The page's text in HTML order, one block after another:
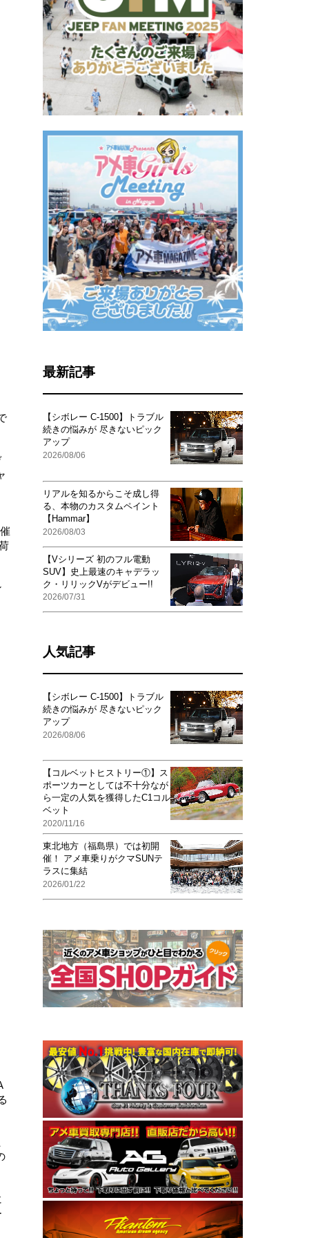
最新記事
【シボレー C-1500】トラブル
続きの悩みが 尽きないピック
アップ
2026/08/06
リアルを知るからこそ成し得
る、本物のカスタムペイント
【Hammar】
2026/08/03
【Vシリーズ 初のフル電動
SUV】史上最速のキャデラッ
ク・リリックVがデビュー!!
2026/07/31
人気記事
【シボレー C-1500】トラブル
続きの悩みが 尽きないピック
アップ
2026/08/06
【コルベットヒストリー①】ス
ポーツカーとしては不十分なが
ら一定の人気を獲得したC1コル
ベット
2020/11/16
東北地方（福島県）では初開
催！ アメ車乗りがクマSUNテ
ラスに集結
2026/01/22